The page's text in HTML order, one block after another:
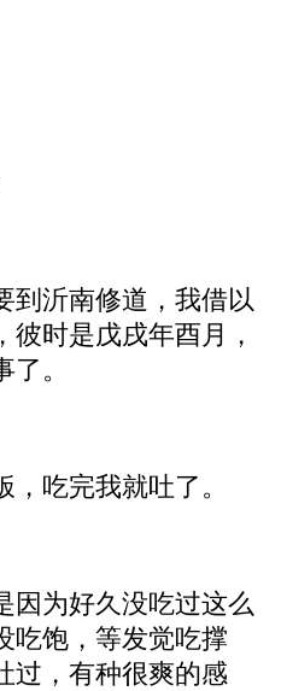
到沂南修道，我借以
彼时是戊戌年酉月，
。
吃完我就吐了。
因为好久没吃过这么
吃饱，等发觉吃撑
过，有种很爽的感